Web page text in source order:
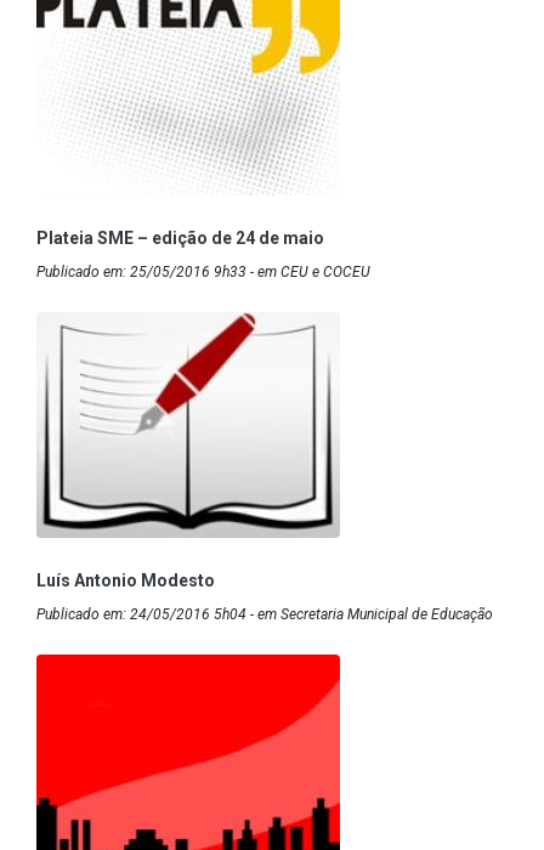
Plateia SME – edição de 24 de maio
Publicado em: 25/05/2016 9h33 - em CEU e COCEU
Luís Antonio Modesto
Publicado em: 24/05/2016 5h04 - em Secretaria Municipal de Educação